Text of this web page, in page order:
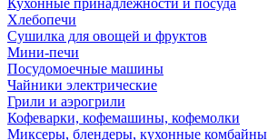
Кухонные принадлежности и посуда
Хлебопечи
Сушилка для овощей и фруктов
Мини-печи
Посудомоечные машины
Чайники электрические
Грили и аэрогрили
Кофеварки, кофемашины, кофемолки
Миксеры, блендеры, кухонные комбайны